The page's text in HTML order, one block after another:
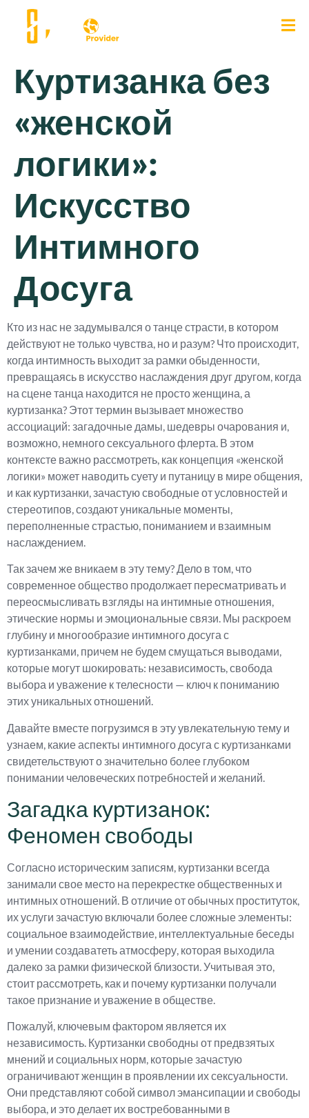
Куртизанка без
«женской
логики»:
Искусство
Интимного
Досуга
Кто из нас не задумывался о танце страсти, в котором
действуют не только чувства, но и разум? Что происходит,
когда интимность выходит за рамки обыденности,
превращаясь в искусство наслаждения друг другом, когда
на сцене танца находится не просто женщина, а
куртизанка? Этот термин вызывает множество
ассоциаций: загадочные дамы, шедевры очарования и,
возможно, немного сексуального флерта. В этом
контексте важно рассмотреть, как концепция «женской
логики» может наводить суету и путаницу в мире общения,
и как куртизанки, зачастую свободные от условностей и
стереотипов, создают уникальные моменты,
переполненные страстью, пониманием и взаимным
наслаждением.
Так зачем же вникаем в эту тему? Дело в том, что
современное общество продолжает пересматривать и
переосмысливать взгляды на интимные отношения,
этические нормы и эмоциональные связи. Мы раскроем
глубину и многообразие интимного досуга с
куртизанками, причем не будем смущаться выводами,
которые могут шокировать: независимость, свобода
выбора и уважение к телесности — ключ к пониманию
этих уникальных отношений.
Давайте вместе погрузимся в эту увлекательную тему и
узнаем, какие аспекты интимного досуга с куртизанками
свидетельствуют о значительно более глубоком
понимании человеческих потребностей и желаний.
Загадка куртизанок:
Феномен свободы
Согласно историческим записям, куртизанки всегда
занимали свое место на перекрестке общественных и
интимных отношений. В отличие от обычных проституток,
их услуги зачастую включали более сложные элементы:
социальное взаимодействие, интеллектуальные беседы
и умении создаватеть атмосферу, которая выходила
далеко за рамки физической близости. Учитывая это,
стоит рассмотреть, как и почему куртизанки получали
такое признание и уважение в обществе.
Пожалуй, ключевым фактором является их
независимость. Куртизанки свободны от предвзятых
мнений и социальных норм, которые зачастую
ограничивают женщин в проявлении их сексуальности.
Они представляют собой символ эмансипации и свободы
выбора, и это делает их востребованными в